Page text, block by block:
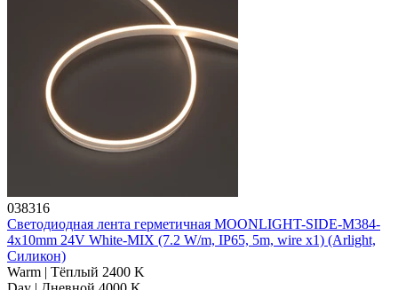
038316
Светодиодная лента герметичная MOONLIGHT-SIDE-M384-
4x10mm 24V White-MIX (7.2 W/m, IP65, 5m, wire x1) (Arlight,
Силикон)
Warm | Тёплый 2400 K